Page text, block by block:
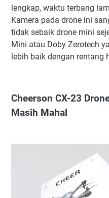
lengkap, waktu terbang
Kamera pada drone ini
tidak sebaik drone mini
Mini atau Doby Zerotech
lebih baik dengan rentang
Cheerson CX-23
Masih Mahal